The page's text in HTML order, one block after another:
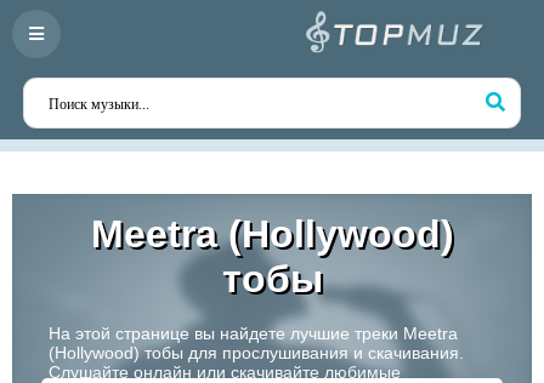
Meetra (Hollywood)
тобы
На этой странице вы найдете лучшие треки Meetra
(Hollywood) тобы для прослушивания и скачивания.
Слушайте онлайн или скачивайте любимые